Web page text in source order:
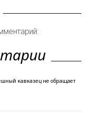
кавказец не обращает